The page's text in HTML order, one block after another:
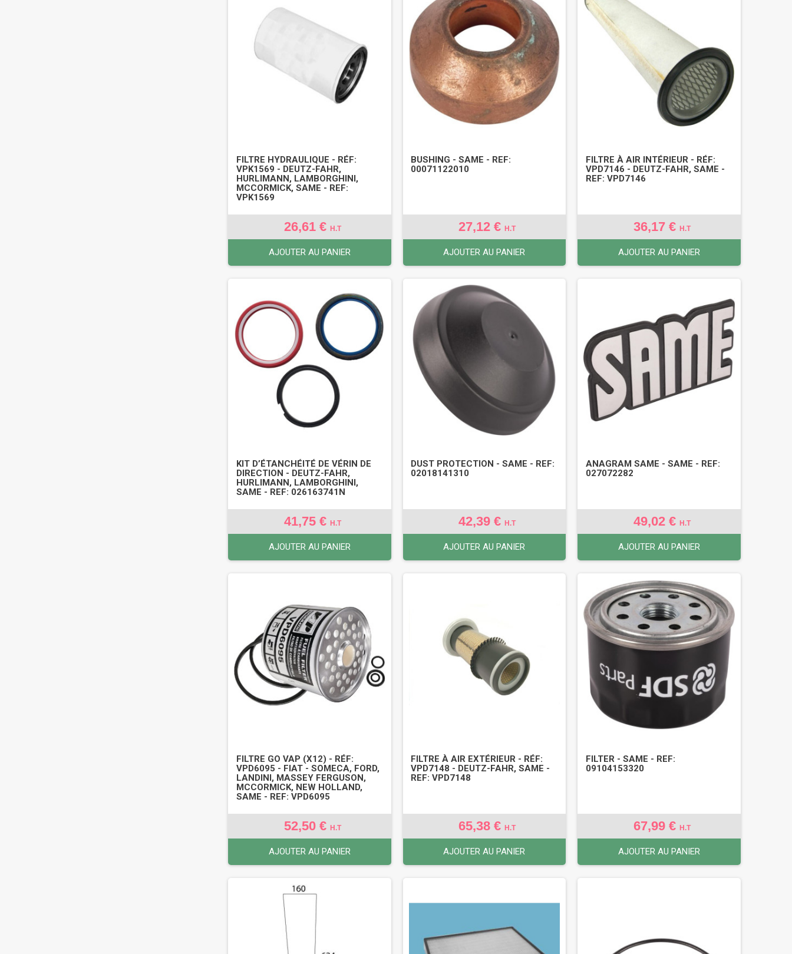
FILTRE HYDRAULIQUE - RÉF:
VPK1569 - DEUTZ-FAHR,
HURLIMANN, LAMBORGHINI,
MCCORMICK, SAME - REF:
VPK1569
26,61 € H.T
AJOUTER AU PANIER
BUSHING - SAME - REF:
00071122010
27,12 €H.T
AJOUTER AU PANIER
FILTRE À AIR INTÉRIEUR - RÉF:
VPD7146 - DEUTZ-FAHR, SAME -
REF: VPD7146
36,17 €H.T
AJOUTER AU PANIER
KIT D’ÉTANCHÉITÉ DE VÉRIN DE
DIRECTION - DEUTZ-FAHR,
HURLIMANN, LAMBORGHINI,
SAME - REF: 026163741N
41,75 € H.T
AJOUTER AU PANIER
DUST PROTECTION - SAME - REF:
02018141310
42,39 €H.T
AJOUTER AU PANIER
ANAGRAM SAME - SAME - REF:
027072282
49,02 €H.T
AJOUTER AU PANIER
FILTRE GO VAP (X12) - RÉF:
VPD6095 - FIAT - SOMECA, FORD,
LANDINI, MASSEY FERGUSON,
MCCORMICK, NEW HOLLAND,
SAME - REF: VPD6095
52,50 € H.T
AJOUTER AU PANIER
FILTRE À AIR EXTÉRIEUR - RÉF:
VPD7148 - DEUTZ-FAHR, SAME -
REF: VPD7148
65,38 €H.T
AJOUTER AU PANIER
FILTER - SAME - REF:
09104153320
67,99 €H.T
AJOUTER AU PANIER